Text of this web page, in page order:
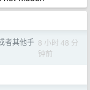
者其他手 8 小时 48 分
钟前